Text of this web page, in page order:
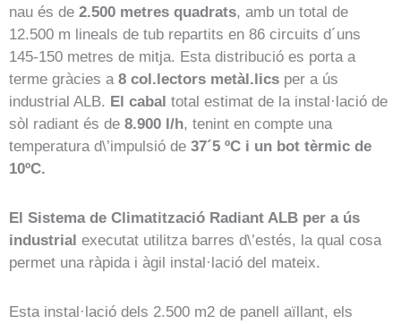
nau és de 2.500 metres quadrats, amb un total de
12.500 m lineals de tub repartits en 86 circuits d´uns
145-150 metres de mitja. Esta distribució es porta a
terme gràcies a 8 col.lectors metàl.lics per a ús
industrial ALB. El cabal total estimat de la instal·lació de
sòl radiant és de 8.900 l/h, tenint en compte una
temperatura d\’impulsió de 37´5 ºC i un bot tèrmic de
10ºC.
El Sistema de Climatització Radiant ALB per a ús
industrial executat utilitza barres d\’estés, la qual cosa
permet una ràpida i àgil instal·lació del mateix.
Esta instal·lació dels 2.500 m2 de panell aïllant, els